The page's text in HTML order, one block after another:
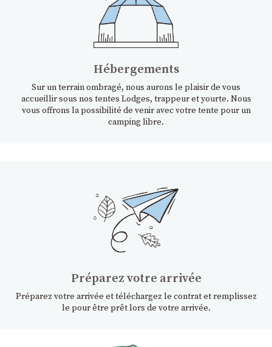
Hébergements
Sur un terrain ombragé, nous aurons le plaisir de vous
accueillir sous nos tentes Lodges, trappeur et yourte. Nous
vous offrons la possibilité de venir avec votre tente pour un
camping libre.
Préparez votre arrivée
Préparez votre arrivée et téléchargez le contrat et remplissez
le pour être prêt lors de votre arrivée.